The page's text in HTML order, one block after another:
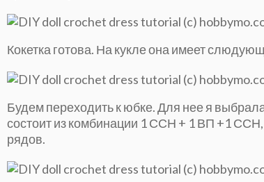
Кокетка готова. На кукле она имеет
Будем переходить к юбке. Для нее я
состоит из комбинации 1 ССН + 1 ВП +1 ССН,
рядов.